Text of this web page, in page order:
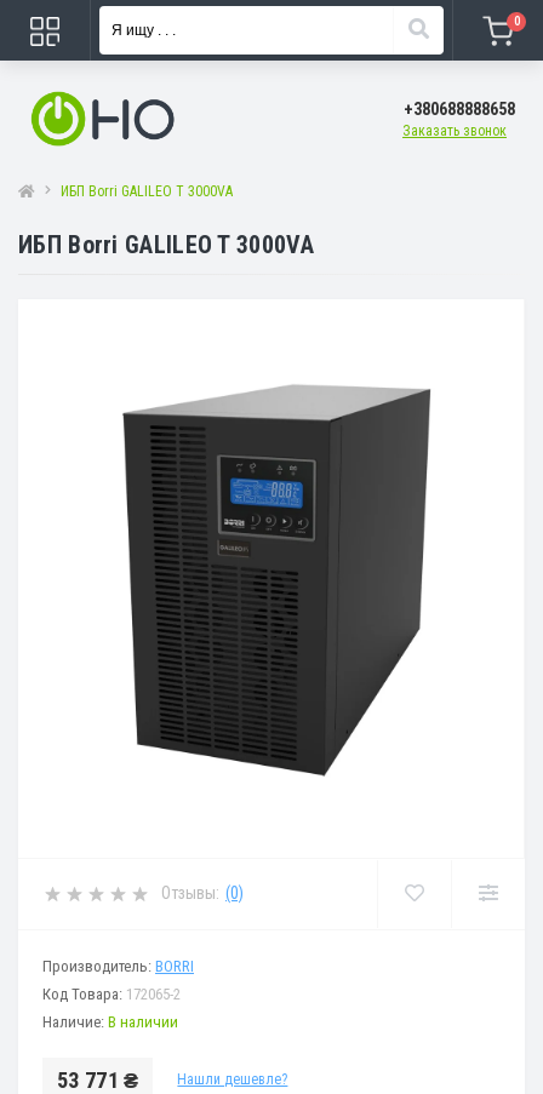
0
+380688888658
Заказать звонок
ИБП Borri GALILEO T 3000VA
ИБП Borri GALILEO T 3000VA
Отзывы: (0)
Производитель: BORRI
Код Товара: 172065-2
Наличие: В наличии
53 771 ₴ Нашли дешевле?